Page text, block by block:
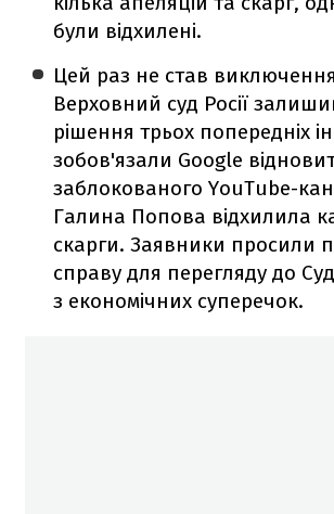
були відхилені.
Цей раз не став
Верховний суд Росії
рішення трьох попередніх
зобов'язали Google
заблокованого YouTube-
Галина Попова відхилила
скарги. Заявники просили
справу для перегляду до
з економічних суперечок.